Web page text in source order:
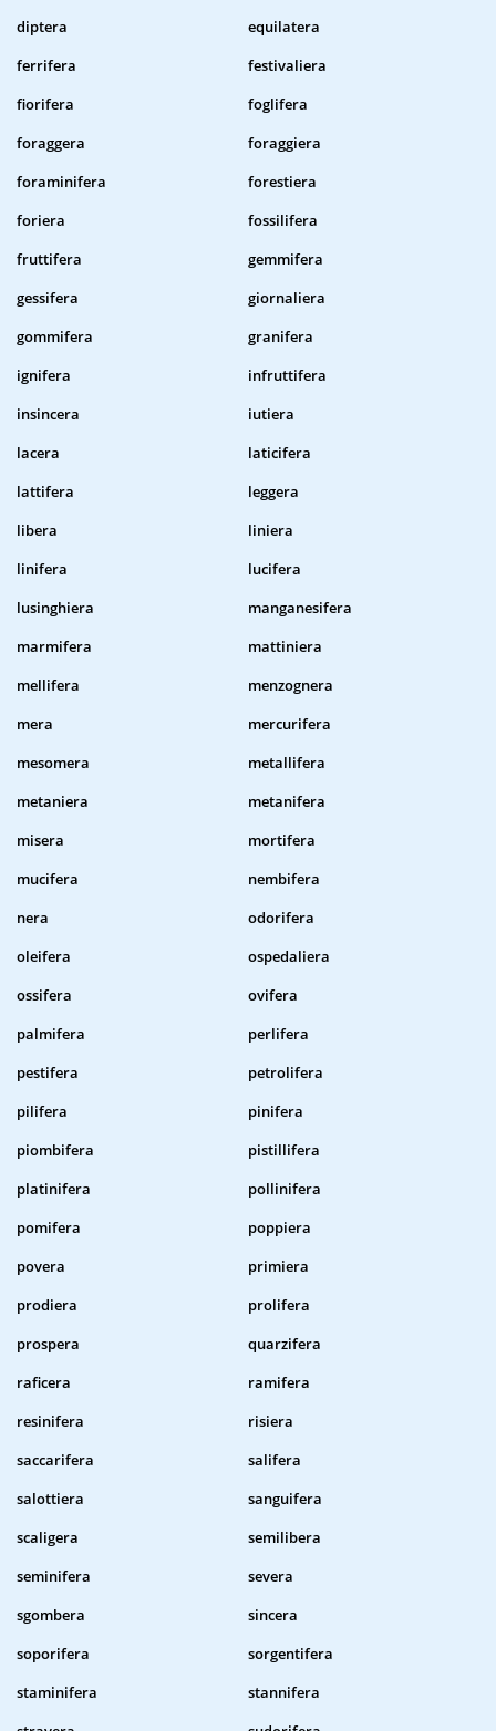
diptera
equilatera
ferrifera
festivaliera
fiorifera
foglifera
foraggera
foraggiera
foraminifera
forestiera
foriera
fossilifera
fruttifera
gemmifera
gessifera
giornaliera
gommifera
granifera
ignifera
infruttifera
insincera
iutiera
lacera
laticifera
lattifera
leggera
libera
liniera
linifera
lucifera
lusinghiera
manganesifera
marmifera
mattiniera
mellifera
menzognera
mera
mercurifera
mesomera
metallifera
metaniera
metanifera
misera
mortifera
mucifera
nembifera
nera
odorifera
oleifera
ospedaliera
ossifera
ovifera
palmifera
perlifera
pestifera
petrolifera
pilifera
pinifera
piombifera
pistillifera
platinifera
pollinifera
pomifera
poppiera
povera
primiera
prodiera
prolifera
prospera
quarzifera
raficera
ramifera
resinifera
risiera
saccarifera
salifera
salottiera
sanguifera
scaligera
semilibera
seminifera
severa
sgombera
sincera
soporifera
sorgentifera
staminifera
stannifera